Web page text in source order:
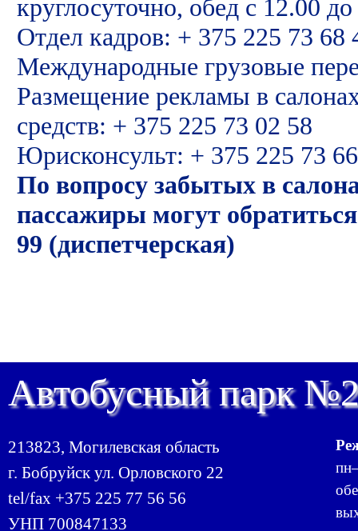
круглосуточно, обед с 12.00
Отдел кадров: + 375 225 73 68
Международные грузовые
Размещение рекламы в
средств: + 375 225 73 02 58
Юрисконсульт: + 375 225 73
По вопросу забытых в
пассажиры могут
99 (диспетчерская)
Автобусный парк
213823, Могилевская область
г. Бобруйск ул. Орловского 22
tel/fax +375 225 77 56 56
УНП 700847133